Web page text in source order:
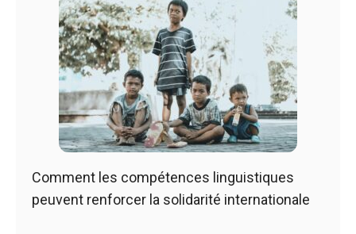
Comment les compétences linguistiques
peuvent renforcer la solidarité internationale